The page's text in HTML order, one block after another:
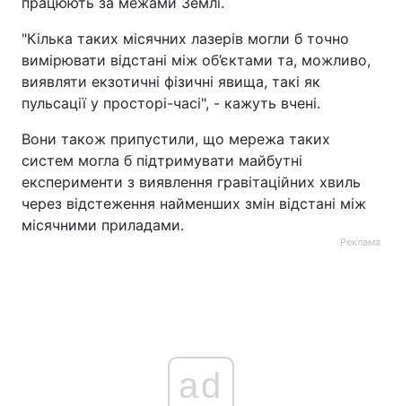
"Кілька таких місячних лазерів могли б точно
вимірювати відстані між об’єктами та, можливо,
виявляти екзотичні фізичні явища, такі як
пульсації у просторі-часі", - кажуть вчені.
Вони також припустили, що мережа таких
систем могла б підтримувати майбутні
експерименти з виявлення гравітаційних хвиль
через відстеження найменших змін відстані між
місячними приладами.
Реклама
ad